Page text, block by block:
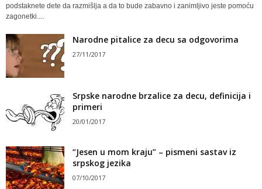
podstaknete dete da razmišlja a da to bude zabavno i zanimljivo jeste pomoću
zagonetki....
Narodne pitalice za decu sa odgovorima
27/11/2017
Srpske narodne brzalice za decu, definicija i
primeri
20/01/2017
“Jesen u mom kraju” – pismeni sastav iz
srpskog jezika
07/10/2017